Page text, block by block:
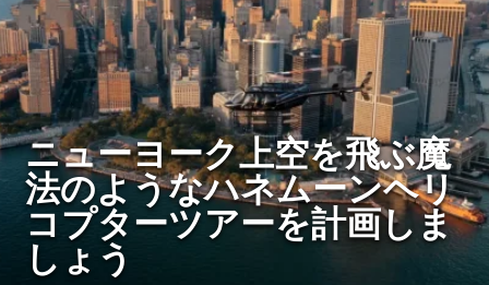
ニューヨーク上空を飛ぶ魔
法のようなハネムーンヘリ
コプターツアーを計画しま
しょう